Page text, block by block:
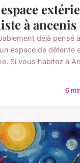
à ancenis
déjà pensé
espace de détente
Si vous habitez à
6